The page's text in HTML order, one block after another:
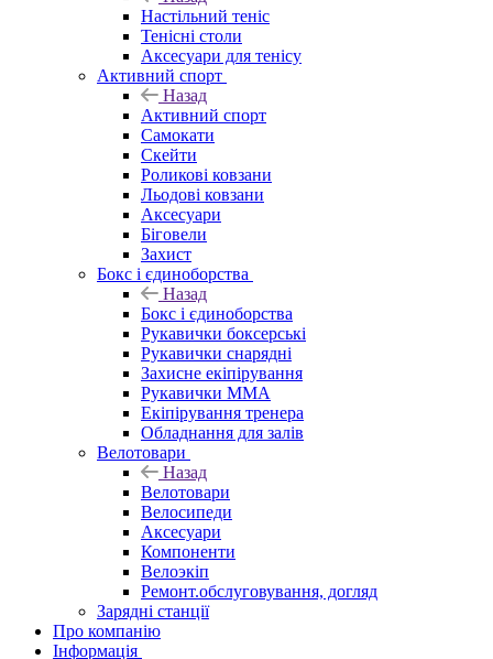
Настільний теніс
Тенісні столи
Аксесуари для тенісу
Активний спорт
Назад
Активний спорт
Самокати
Скейти
Роликові ковзани
Льодові ковзани
Аксесуари
Біговели
Захист
Бокс і єдиноборства
Назад
Бокс і єдиноборства
Рукавички боксерські
Рукавички снарядні
Захисне екіпірування
Рукавички ММА
Екіпірування тренера
Обладнання для залів
Велотовари
Назад
Велотовари
Велосипеди
Аксесуари
Компоненти
Велоэкіп
Ремонт.обслуговування, догляд
Зарядні станції
Про компанію
Інформація